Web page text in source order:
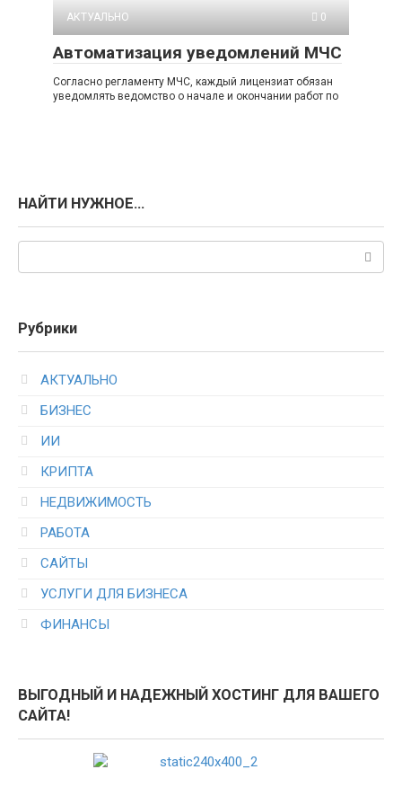
АКТУАЛЬНО
0
Автоматизация уведомлений МЧС
Согласно регламенту МЧС, каждый лицензиат обязан
уведомлять ведомство о начале и окончании работ по
НАЙТИ НУЖНОЕ…
Рубрики
АКТУАЛЬНО
БИЗНЕС
ИИ
КРИПТА
НЕДВИЖИМОСТЬ
РАБОТА
САЙТЫ
УСЛУГИ ДЛЯ БИЗНЕСА
ФИНАНСЫ
ВЫГОДНЫЙ И НАДЕЖНЫЙ ХОСТИНГ ДЛЯ ВАШЕГО
САЙТА!